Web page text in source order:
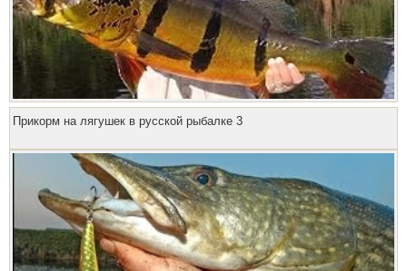
Прикорм на лягушек в русской рыбалке 3